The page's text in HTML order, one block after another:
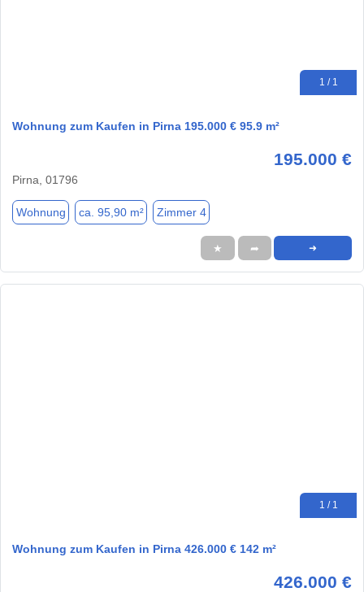
1 / 1
Wohnung zum Kaufen in Pirna 195.000 € 95.9 m²
195.000 €
Pirna, 01796
Wohnung ca. 95,90 m² Zimmer 4
★ ➦ ➜
1 / 1
Wohnung zum Kaufen in Pirna 426.000 € 142 m²
426.000 €